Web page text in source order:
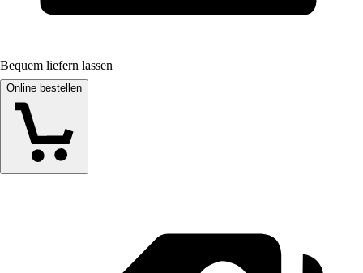
Bequem liefern lassen
Online bestellen